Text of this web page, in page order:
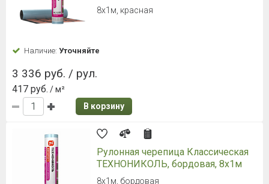
8х1м, красная
Наличие: Уточняйте
3 336 руб. / рул.
417 руб. / м²
В корзину
Рулонная черепица Классическая
ТЕХНОНИКОЛЬ, бордовая, 8х1м
8х1м, бордовая